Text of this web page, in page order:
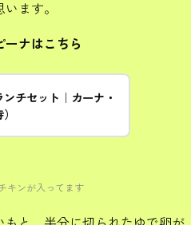
ます。
ナはこちら
チセット｜カーナ・
キンが入ってます